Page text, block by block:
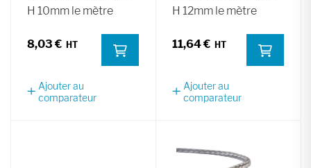
H 10mm le mètre
8,03 €
Ajouter au
comparateur
H 12mm le mètre
11,64 €
Ajouter au
comparateur